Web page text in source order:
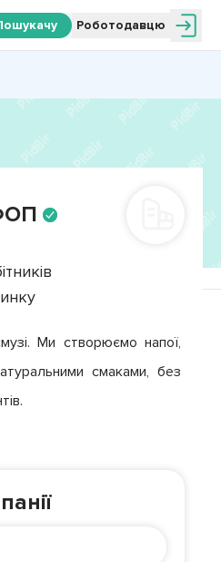
Роботодавцю
Ми створюємо напої,
смаками, без